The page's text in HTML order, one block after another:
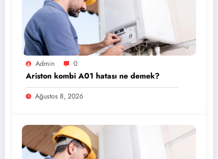
Admin 0
Ariston kombi A01 hatası ne demek?
Ağustos 8, 2026